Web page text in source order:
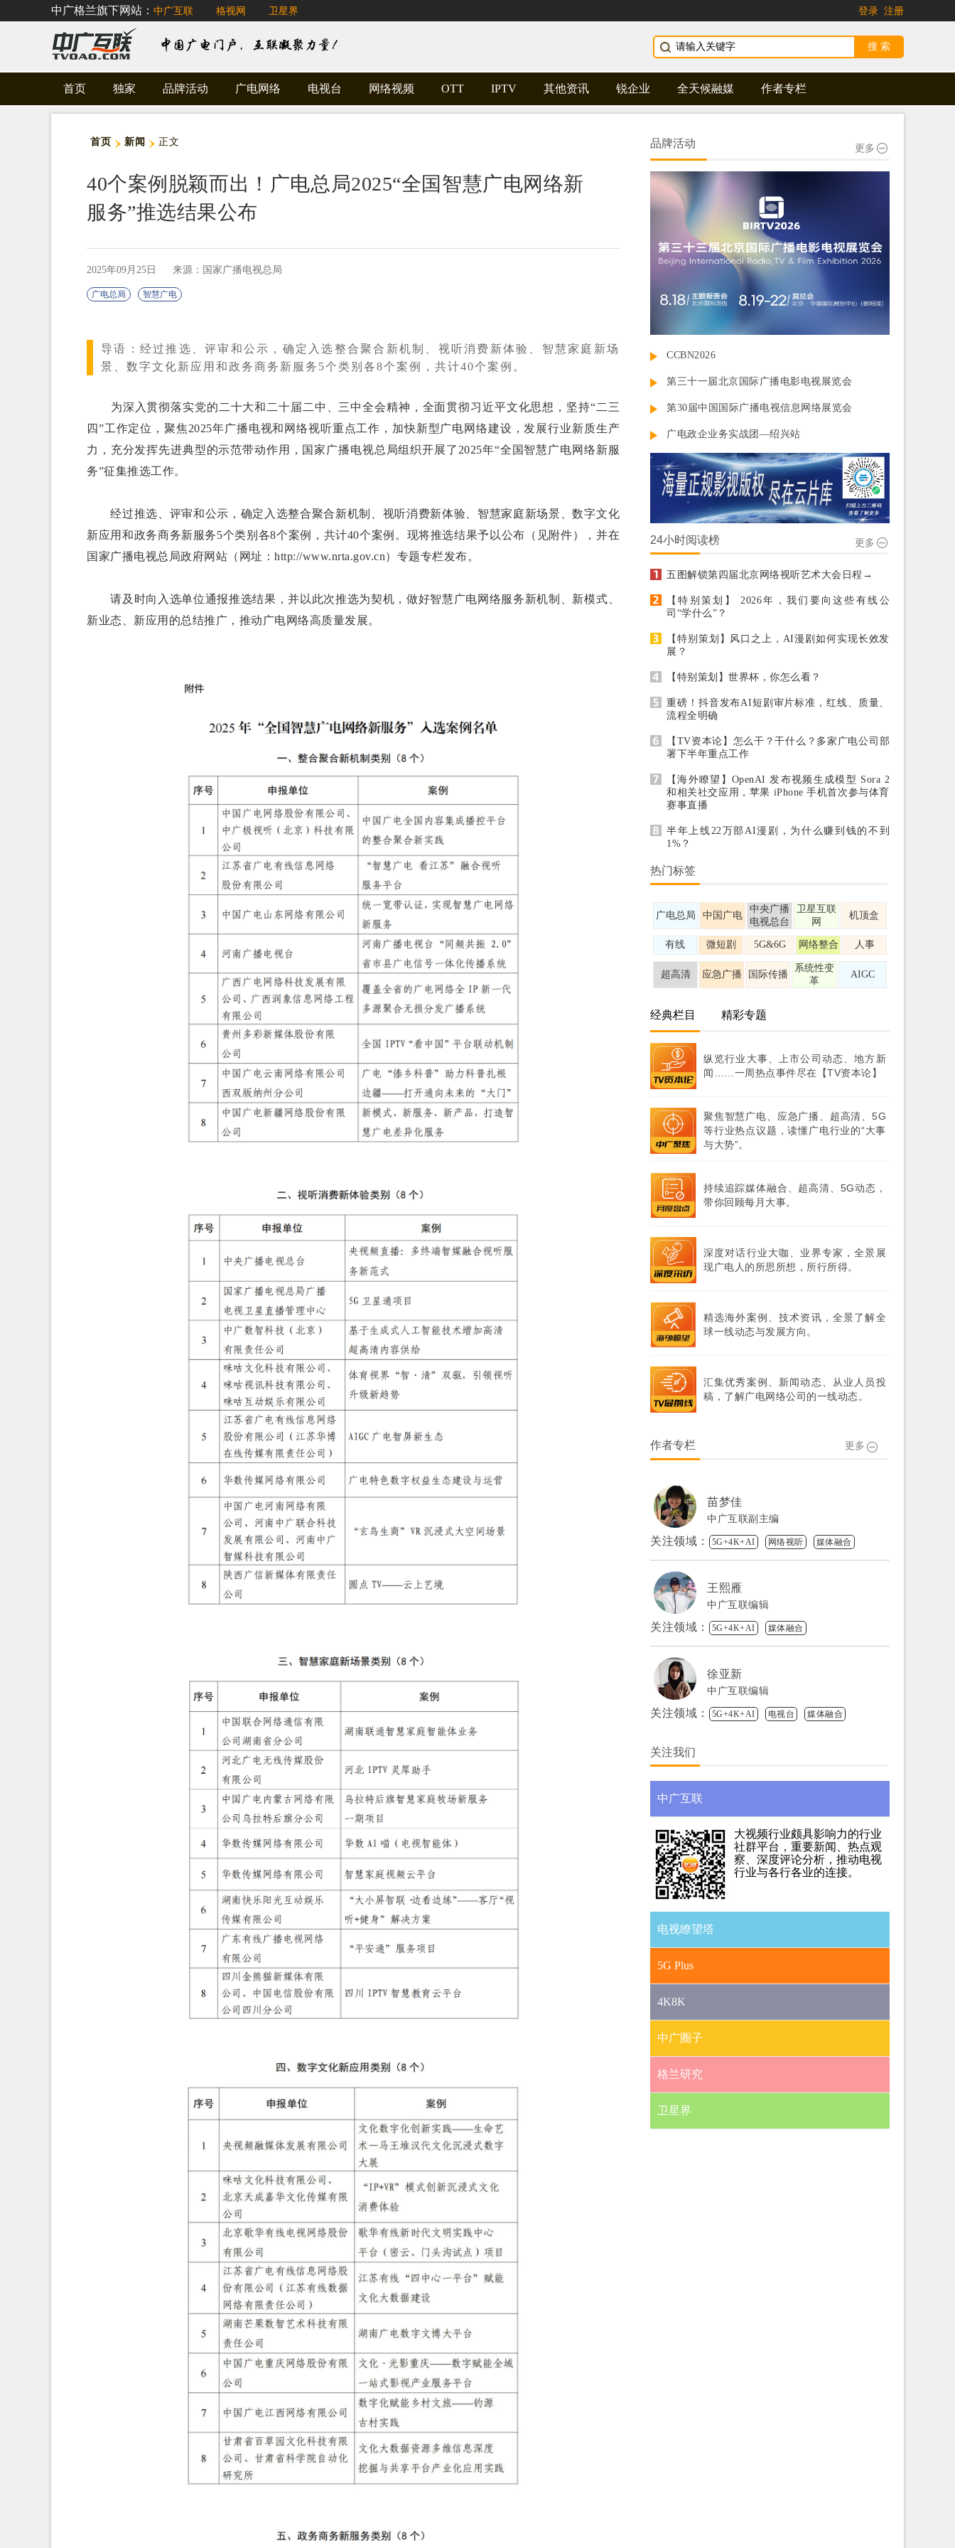
中广格兰旗下网站： 中广互联 格视网 卫星界 登录 注册
首页 独家 品牌活动 广电网络 电视台 网络视频 OTT IPTV 其他资讯 锐企业 全天候融媒 作者专栏
首页 新闻 正文
40个案例脱颖而出！广电总局2025“全国智慧广电网络新
服务”推选结果公布
2025年09月25日 来源：国家广播电视总局
广电总局 智慧广电
导语： 经过推选、评审和公示，确定入选整合聚合新机制、视听消费新体验、智慧家庭新场
景、数字文化新应用和政务商务新服务5个类别各8个案例，共计40个案例。
为深入贯彻落实党的二十大和二十届二中、三中全会精神，全面贯彻习近平文化思想，坚持“二三
四”工作定位，聚焦2025年广播电视和网络视听重点工作，加快新型广电网络建设，发展行业新质生产
力，充分发挥先进典型的示范带动作用，国家广播电视总局组织开展了2025年“全国智慧广电网络新服
务”征集推选工作。
经过推选、评审和公示，确定入选整合聚合新机制、视听消费新体验、智慧家庭新场景、数字文化
新应用和政务商务新服务5个类别各8个案例，共计40个案例。现将推选结果予以公布（见附件），并在
国家广播电视总局政府网站（网址：http://www.nrta.gov.cn）专题专栏发布。
请及时向入选单位通报推选结果，并以此次推选为契机，做好智慧广电网络服务新机制、新模式、
新业态、新应用的总结推广，推动广电网络高质量发展。
品牌活动 更多
CCBN2026
第三十一届北京国际广播电影电视展览会
第30届中国国际广播电视信息网络展览会
广电政企业务实战团—绍兴站
24小时阅读榜 更多
五图解锁第四届北京网络视听艺术大会日程→
【特别策划】 2026年，我们要向这些有线公
司“学什么”？
【特别策划】风口之上，AI漫剧如何实现长效发
展？
【特别策划】世界杯，你怎么看？
重磅！抖音发布AI短剧审片标准，红线、质量、
流程全明确
【TV资本论】怎么干？干什么？多家广电公司部
署下半年重点工作
【海外瞭望】OpenAI 发布视频生成模型 Sora 2
和相关社交应用，苹果 iPhone 手机首次参与体育
赛事直播
半年上线22万部AI漫剧，为什么赚到钱的不到
1%？
热门标签
广电总局 中国广电
中央广播
电视总台
卫星互联
网
机顶盒
有线 微短剧 5G&6G 网络整合 人事
超高清 应急广播 国际传播
系统性变
革
AIGC
经典栏目 精彩专题
纵览行业大事、上市公司动态、地方新
闻……一周热点事件尽在【TV资本论】
聚焦智慧广电、应急广播、超高清、5G
等行业热点议题，读懂广电行业的“大事
与大势”。
持续追踪媒体融合、超高清、5G动态，
带你回顾每月大事。
深度对话行业大咖、业界专家，全景展
现广电人的所思所想，所行所得。
精选海外案例、技术资讯，全景了解全
球一线动态与发展方向。
汇集优秀案例、新闻动态、从业人员投
稿，了解广电网络公司的一线动态。
作者专栏 更多
苗梦佳
中广互联副主编
关注领域： 5G+4K+AI 网络视听 媒体融合
王熙雁
中广互联编辑
关注领域： 5G+4K+AI 媒体融合
徐亚新
中广互联编辑
关注领域： 5G+4K+AI 电视台 媒体融合
关注我们
中广互联
大视频行业颇具影响力的行业
社群平台，重要新闻、热点观
察、深度评论分析，推动电视
行业与各行各业的连接。
电视瞭望塔
5G Plus
4K8K
中广圈子
格兰研究
卫星界